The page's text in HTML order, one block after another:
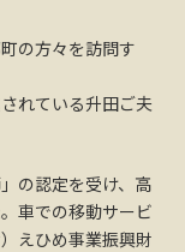
の方々を訪問す
れている升田ご夫
の認定を受け、高
車での移動サービ
えひめ事業振興財